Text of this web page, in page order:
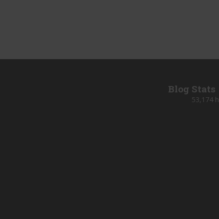
Blog Stats
53,174